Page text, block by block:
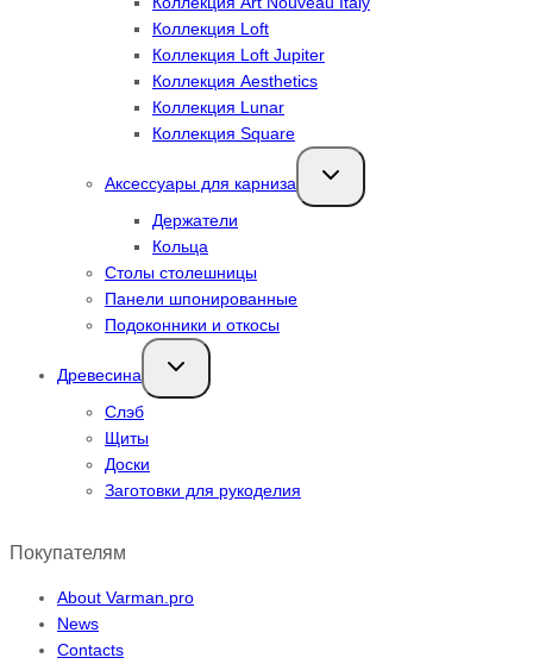
Коллекция Loft
Коллекция Loft Jupiter
Коллекция Aesthetics
Коллекция Lunar
Коллекция Square
Аксессуары для карниза
Переключить
дочернее
Держатели
Кольца
Столы столешницы
Панели шпонированные
Подоконники и откосы
Древесина
Переключить
дочернее
Слэб
Щиты
Доски
Заготовки для рукоделия
Покупателям
About Varman.pro
News
Contacts